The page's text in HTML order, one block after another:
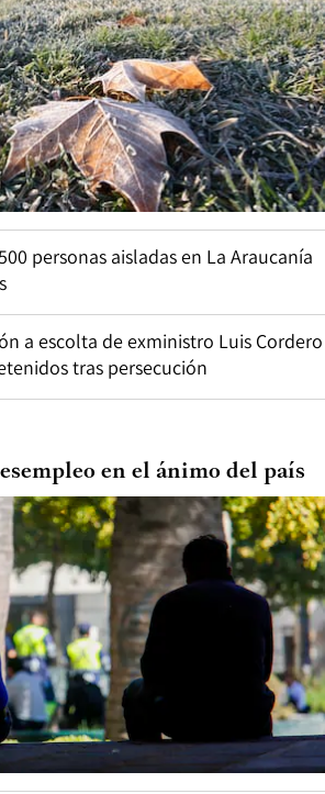
personas aisladas en La Araucanía
a escolta de exministro Luis Cordero
tras persecución
en el ánimo del país